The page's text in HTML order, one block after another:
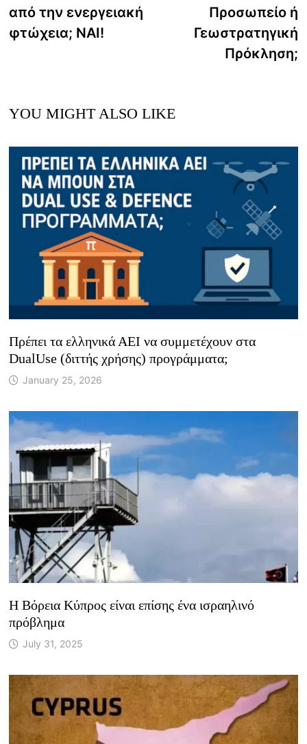
από την ενεργειακή
φτώχεια; ΝΑΙ!
Προσωπείο ή
Γεωστρατηγική
Πρόκληση;
YOU MIGHT ALSO LIKE
Πρέπει τα ελληνικά ΑΕΙ να συμμετέχουν στα
DualUse (διττής χρήσης) προγράμματα;
January 25, 2026
Η Βόρεια Κύπρος είναι επίσης ένα ισραηλινό
πρόβλημα
July 31, 2025